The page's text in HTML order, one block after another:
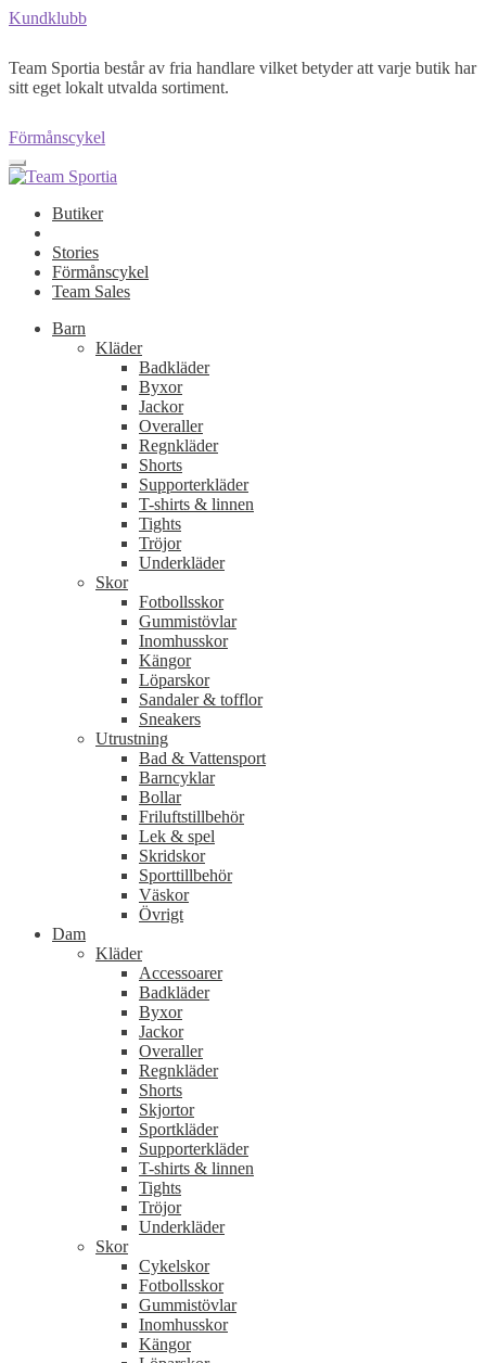
Kundklubb
Team Sportia består av fria handlare vilket betyder att varje butik har
sitt eget lokalt utvalda sortiment.
Förmånscykel
Butiker
Stories
Förmånscykel
Team Sales
Barn
Kläder
Badkläder
Byxor
Jackor
Overaller
Regnkläder
Shorts
Supporterkläder
T-shirts & linnen
Tights
Tröjor
Underkläder
Skor
Fotbollsskor
Gummistövlar
Inomhusskor
Kängor
Löparskor
Sandaler & tofflor
Sneakers
Utrustning
Bad & Vattensport
Barncyklar
Bollar
Friluftstillbehör
Lek & spel
Skridskor
Sporttillbehör
Väskor
Övrigt
Dam
Kläder
Accessoarer
Badkläder
Byxor
Jackor
Overaller
Regnkläder
Shorts
Skjortor
Sportkläder
Supporterkläder
T-shirts & linnen
Tights
Tröjor
Underkläder
Skor
Cykelskor
Fotbollsskor
Gummistövlar
Inomhusskor
Kängor